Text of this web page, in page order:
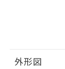
外形図
下記の
とがで